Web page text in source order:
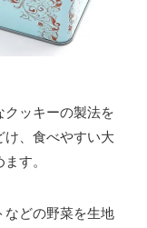
クッキーの製法を
け、食べやすい大
す。
などの野菜を生地